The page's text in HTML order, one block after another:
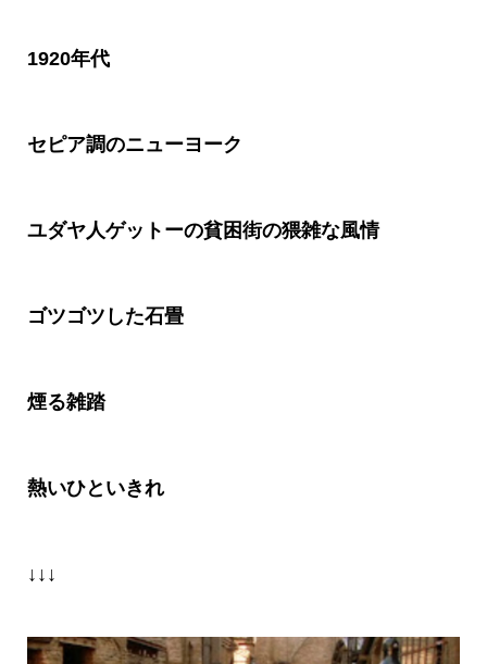
1920年代
セピア調のニューヨーク
ユダヤ人ゲットーの貧困街の猥雑な風情
ゴツゴツした石畳
煙る雑踏
熱いひといきれ
↓↓↓